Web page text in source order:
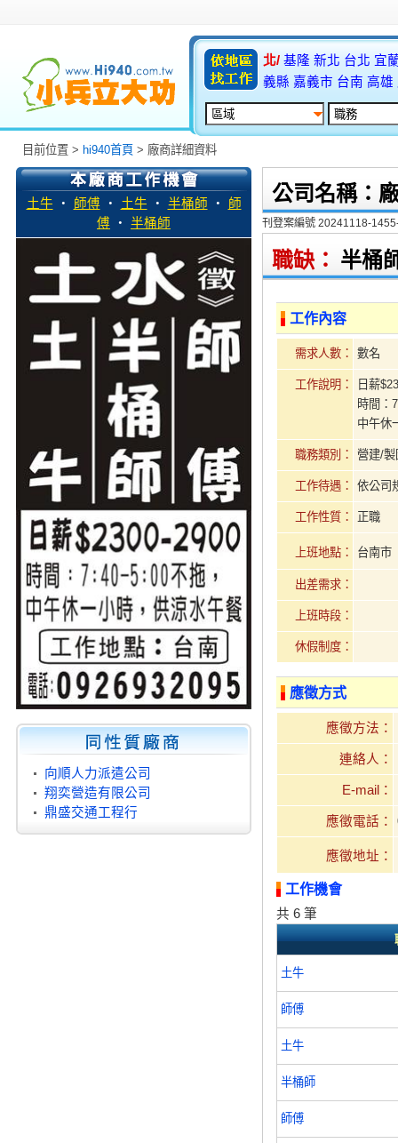
北/ 基隆 新北 台北 宜
義縣 嘉義市 台南 高雄
目前位置 > hi940首頁 > 廠商詳細資料
土牛 ‧ 師傅‧ 土牛 ‧ 半桶師 ‧ 師
傅 ‧ 半桶師
向順人力派遣公司
翔奕營造有限公司
鼎盛交通工程行
公司名稱：
刊登案編號 20241118-
職缺： 半桶
工作內容
需求人數： 數名
工作說明：
日薪
時間：
中午休
職務類別： 營建/
工作待遇： 依公司
工作性質： 正職
上班地點： 台南市
出差需求：
上班時段：
休假制度：
應徵方式
應徵方法：
連絡人：
E-mail：
應徵電話：
應徵地址：
工作機會
共 6 筆
土牛
師傅
土牛
半桶師
師傅